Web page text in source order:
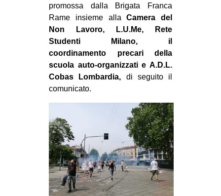
ESTREMO ORIENTE
EUROPA
MEDIO ORIENTE
MONDO
EVENTI
tw
bsky
ms
promossa dalla Brigata Franca
Rame insieme allaCamera del
Non Lavoro, L.U.Me, Rete
Studenti Milano, il
coordinamento precari della
scuola auto-organizzati e A.D.L.
Cobas Lombardia, di seguito il
comunicato.